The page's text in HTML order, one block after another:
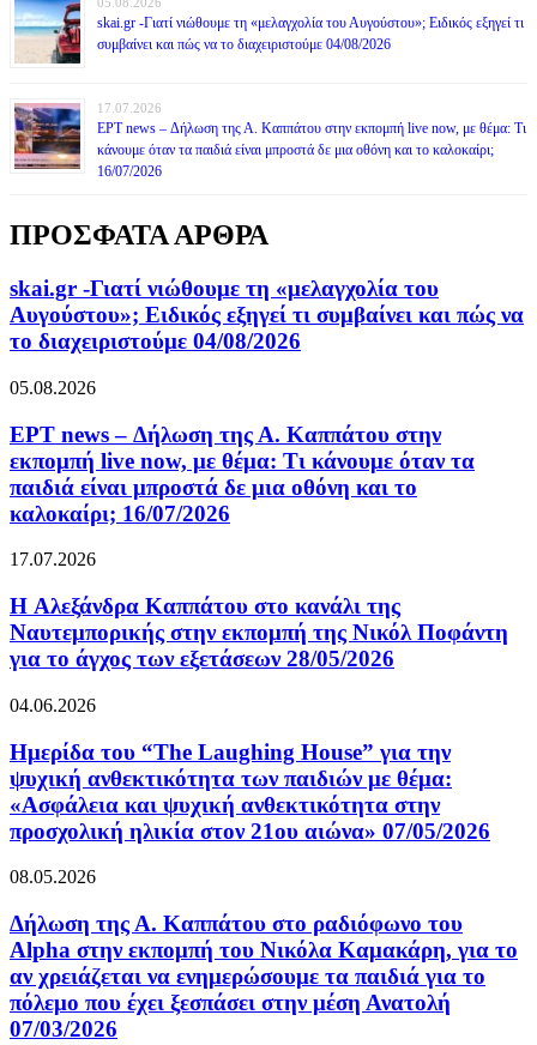
05.08.2026
skai.gr -Γιατί νιώθουμε τη «μελαγχολία του Αυγούστου»; Ειδικός εξηγεί τι
συμβαίνει και πώς να το διαχειριστούμε 04/08/2026
17.07.2026
ΕΡΤ news – Δήλωση της Α. Καππάτου στην εκπομπή live now, με θέμα: Τι
κάνουμε όταν τα παιδιά είναι μπροστά δε μια οθόνη και το καλοκαίρι;
16/07/2026
ΠΡΟΣΦΑΤΑ ΑΡΘΡΑ
skai.gr -Γιατί νιώθουμε τη «μελαγχολία του
Αυγούστου»; Ειδικός εξηγεί τι συμβαίνει και πώς να
το διαχειριστούμε 04/08/2026
05.08.2026
ΕΡΤ news – Δήλωση της Α. Καππάτου στην
εκπομπή live now, με θέμα: Τι κάνουμε όταν τα
παιδιά είναι μπροστά δε μια οθόνη και το
καλοκαίρι; 16/07/2026
17.07.2026
H Αλεξάνδρα Καππάτου στο κανάλι της
Ναυτεμπορικής στην εκπομπή της Νικόλ Ποφάντη
για το άγχος των εξετάσεων 28/05/2026
04.06.2026
Ημερίδα του “The Laughing House” για την
ψυχική ανθεκτικότητα των παιδιών με θέμα:
«Ασφάλεια και ψυχική ανθεκτικότητα στην
προσχολική ηλικία στον 21ου αιώνα» 07/05/2026
08.05.2026
Δήλωση της Α. Καππάτου στο ραδιόφωνο του
Alpha στην εκπομπή του Νικόλα Καμακάρη, για το
αν χρειάζεται να ενημερώσουμε τα παιδιά για το
πόλεμο που έχει ξεσπάσει στην μέση Ανατολή
07/03/2026